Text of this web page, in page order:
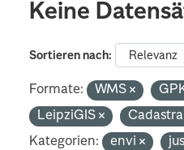
Keine
Sortieren nach
Formate: WMS
LeipziGIS
Kategorien:
envi